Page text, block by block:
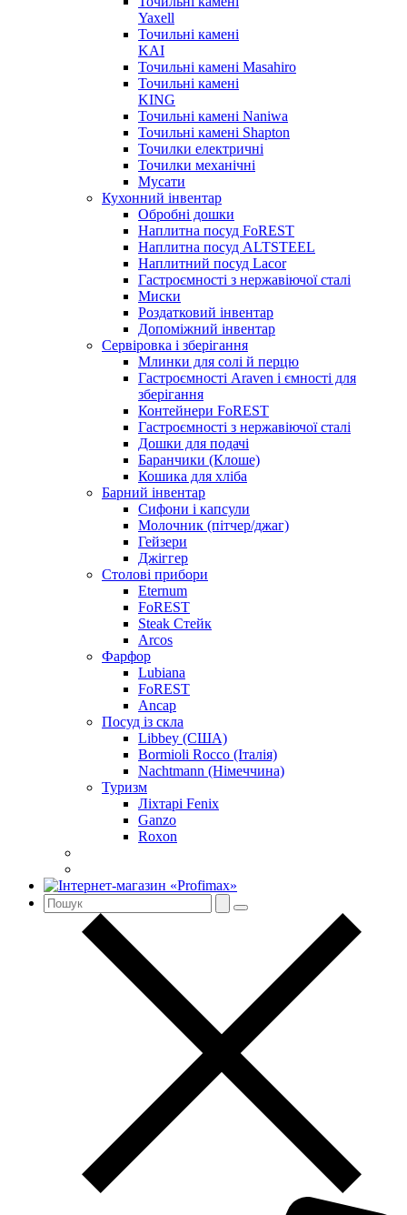
Yaxell
Точильні камені
KAI
Точильні камені Masahiro
Точильні камені
KING
Точильні камені Naniwa
Точильні камені Shapton
Точилки електричні
Точилки механічні
Мусати
Кухонний інвентар
Обробні дошки
Наплитна посуд FoREST
Наплитна посуд ALTSTEEL
Наплитний посуд Lacor
Гастроємності з нержавіючої сталі
Миски
Роздатковий інвентар
Допоміжний інвентар
Сервіровка і зберігання
Млинки для солі й перцю
Гастроємності Araven і ємності для
зберігання
Контейнери FoREST
Гастроємності з нержавіючої сталі
Дошки для подачі
Баранчики (Клоше)
Кошика для хліба
Барний інвентар
Сифони і капсули
Молочник (пітчер/джаг)
Гейзери
Джіггер
Столові прибори
Eternum
FoREST
Steak Стейк
Arcos
Фарфор
Lubiana
FoREST
Ancap
Посуд із скла
Libbey (США)
Bormioli Rocco (Італія)
Nachtmann (Німеччина)
Туризм
Ліхтарі Fenix
Ganzo
Roxon